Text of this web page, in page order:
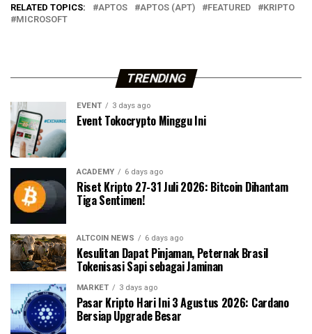
RELATED TOPICS: APTOS APTOS (APT) FEATURED
KRIPTO
MICROSOFT
TRENDING
EVENT 3 days ago
Event Tokocrypto Minggu Ini
ACADEMY 6 days ago
Riset Kripto 27-31 Juli 2026: Bitcoin Dihantam
Tiga Sentimen!
ALTCOIN NEWS 6 days ago
Kesulitan Dapat Pinjaman, Peternak Brasil
Tokenisasi Sapi sebagai Jaminan
MARKET 3 days ago
Pasar Kripto Hari Ini 3 Agustus 2026: Cardano
Bersiap Upgrade Besar